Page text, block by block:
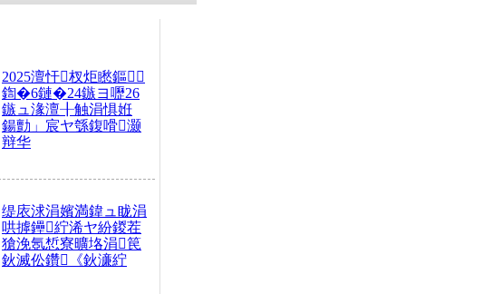
2025澶忓杈炬矁鏂
鍧�6鏈�24鏃ヨ嚦26
鏃ュ湪澶╂触涓惧姙
鍚勯」宸ヤ綔鍑嗗灏
辩华
缇庡浗涓嬪満鍏ュ眬涓
哄摢鑸紵浠ヤ紛鍐茬
獊浼氬惁寮曠垎涓笢
鈥滅伀鑽《鈥濓紵